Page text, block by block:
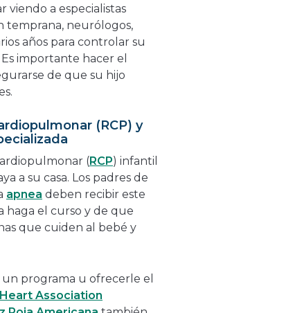
a especialistas
temprana, neurólogos,
años para controlar su
importante hacer el
de que su hijo
(RCP) y
(RCP) infantil
a su casa. Los padres de
apnea deben recibir este
haga el curso y de que
que cuiden al bebé y
programa u ofrecerle el
Association